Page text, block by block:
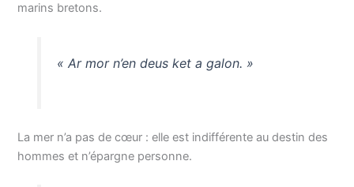
marins bretons.
« Ar mor n’en deus ket a galon. »
La mer n’a pas de cœur : elle est indifférente au destin des
hommes et n’épargne personne.